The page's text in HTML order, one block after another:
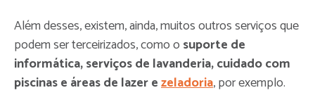
Além desses, existem, ainda, muitos outros serviços que
podem ser terceirizados, como o suporte de
informática, serviços de lavanderia, cuidado com
piscinas e áreas de lazer ezeladoria, por exemplo.